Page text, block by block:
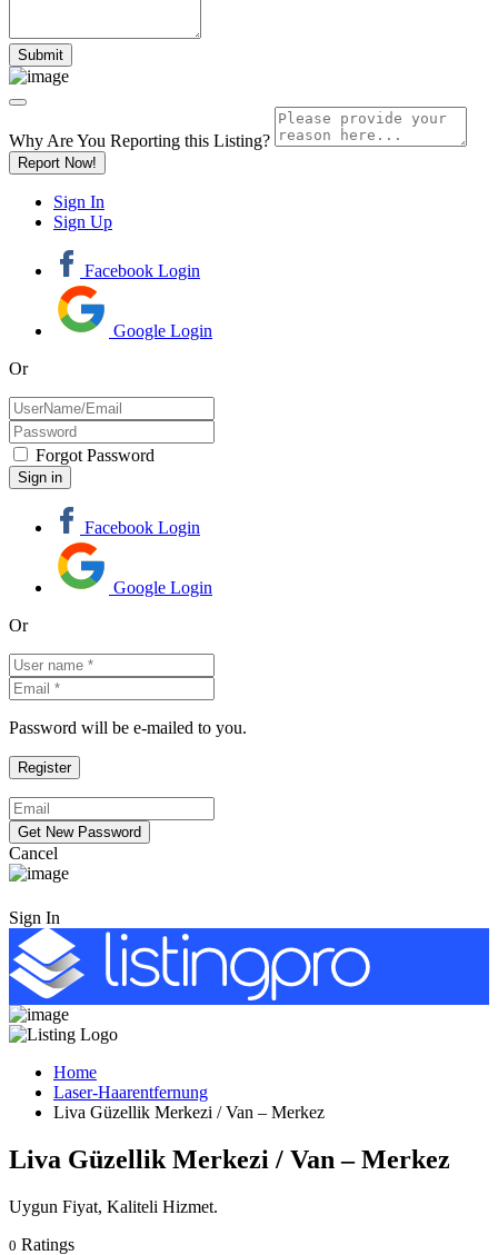
Why Are You Reporting this Listing?
Report Now!
Sign In
Sign Up
Facebook Login
Google Login
Or
Forgot Password
Facebook Login
Google Login
Or
Password will be e-mailed to you.
Cancel
Sign In
Home
Laser-Haarentfernung
Liva Güzellik Merkezi / Van – Merkez
Liva Güzellik Merkezi / Van – Merkez
Uygun Fiyat, Kaliteli Hizmet.
0 Ratings